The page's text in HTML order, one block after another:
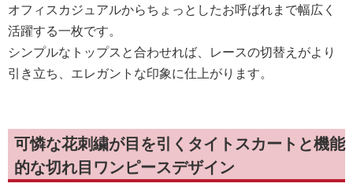
オフィスカジュアルからちょっとしたお呼ばれまで幅広く
活躍する一枚です。
シンプルなトップスと合わせれば、レースの切替えがより
引き立ち、エレガントな印象に仕上がります。
可憐な花刺繍が目を引くタイトスカートと機能
的な切れ目ワンピースデザイン